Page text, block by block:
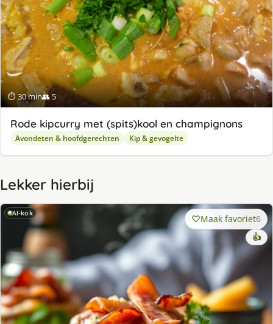
⏱ 30 min👥 5
Rode kipcurry met (spits)kool en champignons
Avondeten & hoofdgerechten Kip & gevogelte
Lekker hierbij
AI-kok Maak favoriet6
👍